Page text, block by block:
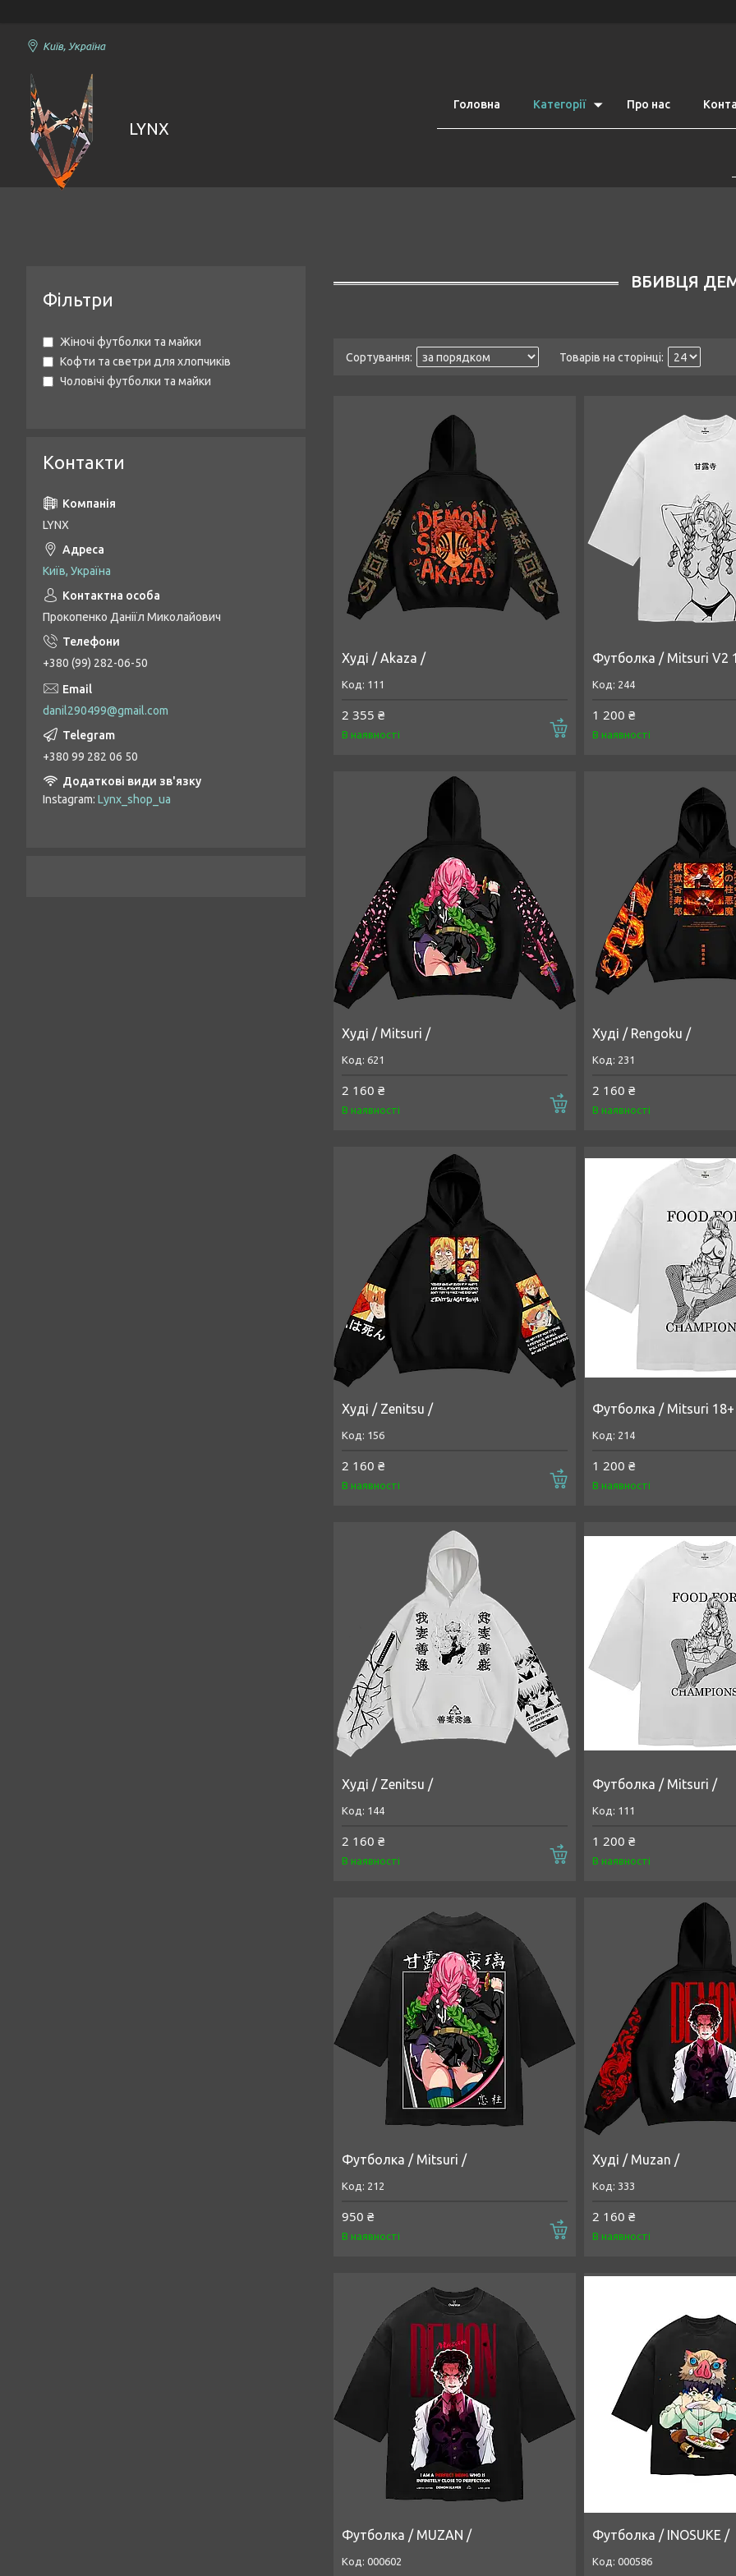
Київ, Україна
LYNX
Головна Категорії Про нас
ВБИВЦЯ
Худі / Akaza /
111
2 355 ₴
В наявності Купити
Футболка / Mitsuri V2
244
1 200 ₴
В наявності
Худі / Mitsuri /
621
2 160 ₴
В наявності Купити
Худі / Rengoku /
231
2 160 ₴
В наявності
Худі / Zenitsu /
156
2 160 ₴
В наявності Купити
Футболка / Mitsuri
214
1 200 ₴
В наявності
Худі / Zenitsu /
144
2 160 ₴
В наявності Купити
Футболка / Mitsuri /
111
1 200 ₴
В наявності
Футболка / Mitsuri /
212
950 ₴
В наявності Купити
Худі / Muzan /
333
2 160 ₴
В наявності
Футболка / MUZAN /
000602
Футболка / INOSUKE /
000586
Фільтри
Жіночі футболки та майки
Кофти та светри для хлопчиків
Чоловічі футболки та майки
Контакти
LYNX
Київ, Україна
Прокопенко Даніїл Миколайович
+380 (99) 282-06-50
danil290499@gmail.com
+380 99 282 06 50
Instagram Lynx_shop_ua